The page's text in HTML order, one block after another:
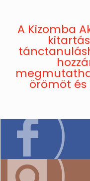
A Kizomba
örömöt